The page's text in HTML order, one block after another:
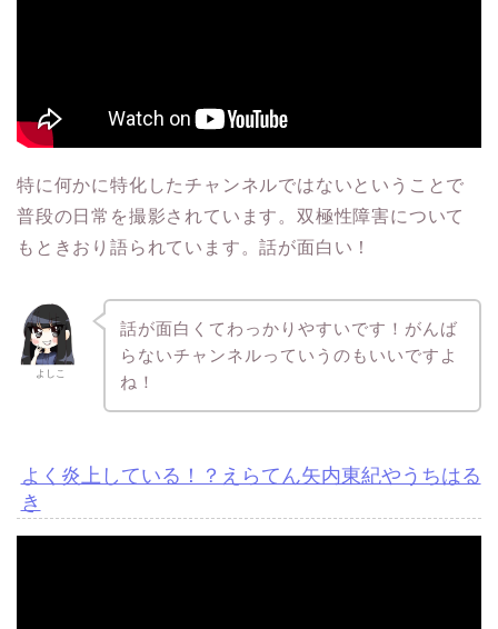
特に何かに特化したチャンネルではないということで
普段の日常を撮影されています。双極性障害について
もときおり語られています。話が面白い！
よしこ
話が面白くてわっかりやすいです！がんば
らないチャンネルっていうのもいいですよ
ね！
よく炎上している！？えらてん矢内東紀やうちはる
き